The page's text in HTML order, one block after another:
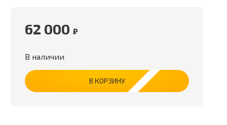
62 000 ₽
В наличии
В КОРЗИНУ